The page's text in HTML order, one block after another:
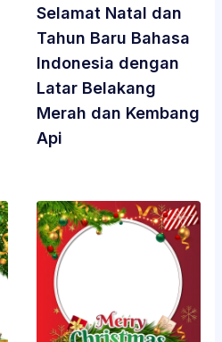
Selamat Natal dan
Tahun Baru Bahasa
Indonesia dengan
Latar Belakang
Merah dan Kembang
Api